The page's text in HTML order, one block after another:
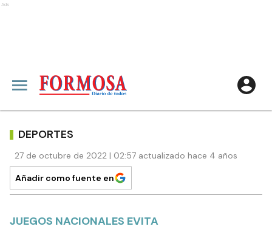
Ads
DEPORTES
27 de octubre de 2022 | 02:57 actualizado hace 4 años
Añadir como fuente en
JUEGOS NACIONALES EVITA